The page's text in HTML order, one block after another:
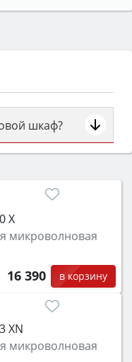
шкаф?
(газовый или
л для семьи,
ниже A и нужные
X
микроволновая
16 390 в корзину
XN
микроволновая